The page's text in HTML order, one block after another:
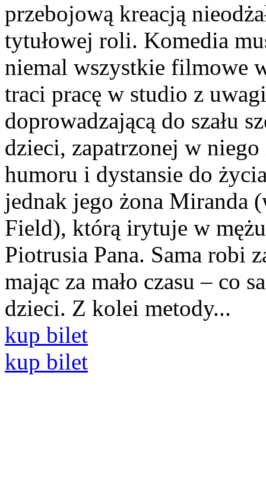
przebojową kreacją
tytułowej roli. Komedia
niemal wszystkie filmowe
traci pracę w studio z
doprowadzającą do szału
dzieci, zapatrzonej w
humoru i dystansie do
jednak jego żona Miranda
Field), którą irytuje w
Piotrusia Pana. Sama robi
mając za mało czasu – co
dzieci. Z kolei metody...
kup bilet
kup bilet